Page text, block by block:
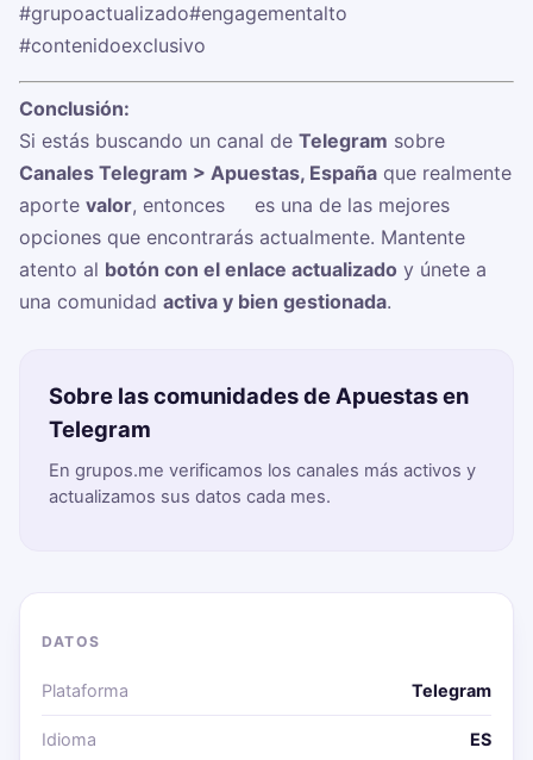
#grupoactualizado#engagementalto
#contenidoexclusivo
Conclusión:
Si estás buscando un canal de Telegram sobre
Canales Telegram > Apuestas, España que realmente
aporte valor, entonces
es una de las mejores
opciones que encontrarás actualmente. Mantente
atento al botón con el enlace actualizado y únete a
una comunidad activa y bien gestionada.
Sobre las comunidades de Apuestas en
Telegram
En grupos.me verificamos los canales más activos y
actualizamos sus datos cada mes.
DATOS
Plataforma Telegram
Idioma ES